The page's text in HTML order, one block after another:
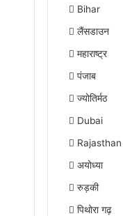
Bihar
लैंसडाउन
महाराष्ट्र
पंजाब
ज्योतिर्मठ
Dubai
Rajasthan
अयोध्या
रुड़की
पिथोरा गढ़